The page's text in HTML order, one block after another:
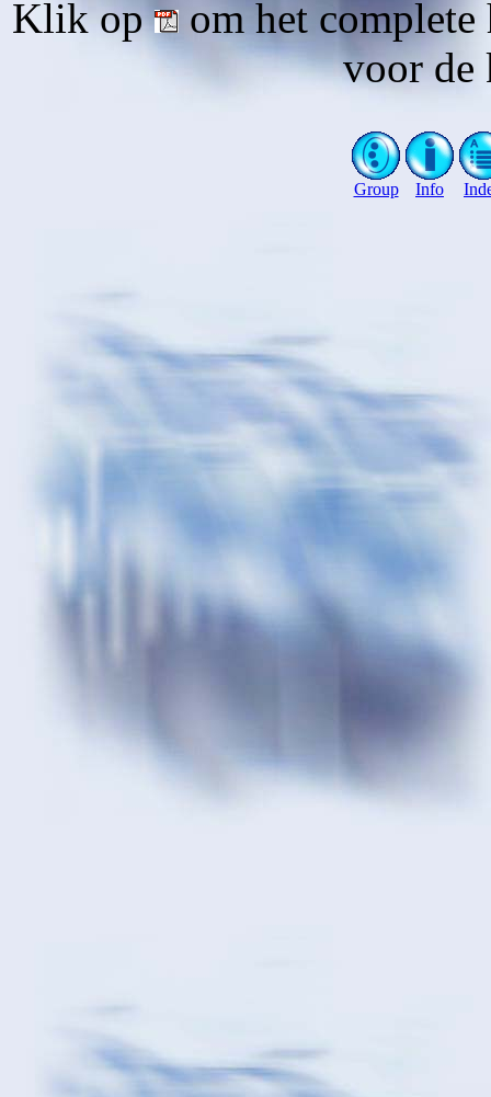
Klik op
om het
voor de
Group Info